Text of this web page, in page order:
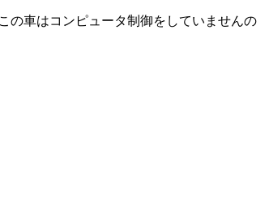
の車はコンピュータ制御をしていませんの